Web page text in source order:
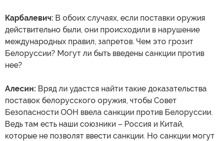
Карбалевич: В обоих случаях, если поставки оружия
действительно были, они происходили в нарушение
международных правил, запретов. Чем это грозит
Белоруссии? Могут ли быть введены санкции против
нее?
Алесин: Вряд ли удастся найти такие доказательства
поставок белорусского оружия, чтобы Совет
Безопасности ООН ввела санкции против Белоруссии.
Ведь там есть наши союзники – Россия и Китай,
которые не позволят ввести санкции. Но санкции могут